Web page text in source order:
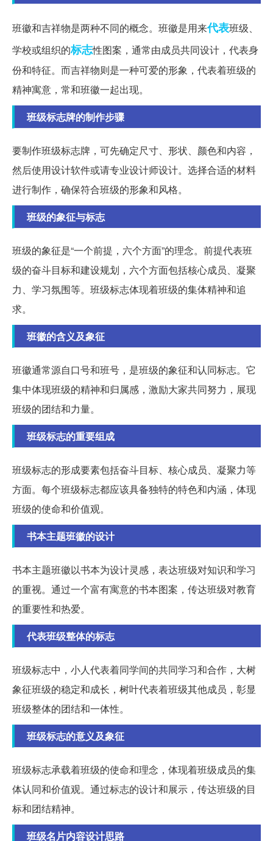
班徽和吉祥物是两种不同的概念。班徽是用来代表班级、
学校或组织的标志性图案，通常由成员共同设计，代表身
份和特征。而吉祥物则是一种可爱的形象，代表着班级的
精神寓意，常和班徽一起出现。
班级标志牌的制作步骤
要制作班级标志牌，可先确定尺寸、形状、颜色和内容，
然后使用设计软件或请专业设计师设计。选择合适的材料
进行制作，确保符合班级的形象和风格。
班级的象征与标志
班级的象征是“一个前提，六个方面”的理念。前提代表班
级的奋斗目标和建设规划，六个方面包括核心成员、凝聚
力、学习氛围等。班级标志体现着班级的集体精神和追
求。
班徽的含义及象征
班徽通常源自口号和班号，是班级的象征和认同标志。它
集中体现班级的精神和归属感，激励大家共同努力，展现
班级的团结和力量。
班级标志的重要组成
班级标志的形成要素包括奋斗目标、核心成员、凝聚力等
方面。每个班级标志都应该具备独特的特色和内涵，体现
班级的使命和价值观。
书本主题班徽的设计
书本主题班徽以书本为设计灵感，表达班级对知识和学习
的重视。通过一个富有寓意的书本图案，传达班级对教育
的重要性和热爱。
代表班级整体的标志
班级标志中，小人代表着同学间的共同学习和合作，大树
象征班级的稳定和成长，树叶代表着班级其他成员，彰显
班级整体的团结和一体性。
班级标志的意义及象征
班级标志承载着班级的使命和理念，体现着班级成员的集
体认同和价值观。通过标志的设计和展示，传达班级的目
标和团结精神。
班级名片内容设计思路